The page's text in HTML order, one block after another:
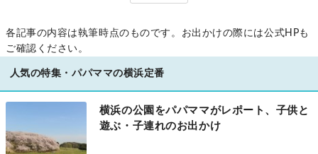
各記事の内容は執筆時点のものです。お出かけの際には公式HPも
ご確認ください。
人気の特集・パパママの横浜定番
横浜の公園をパパママがレポート、子供と
遊ぶ・子連れのお出かけ